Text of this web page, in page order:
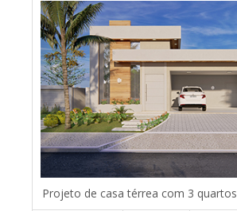
Projeto de casa térrea com 3 quartos